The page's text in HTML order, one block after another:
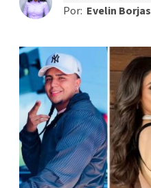
Por: Evelin Borjas